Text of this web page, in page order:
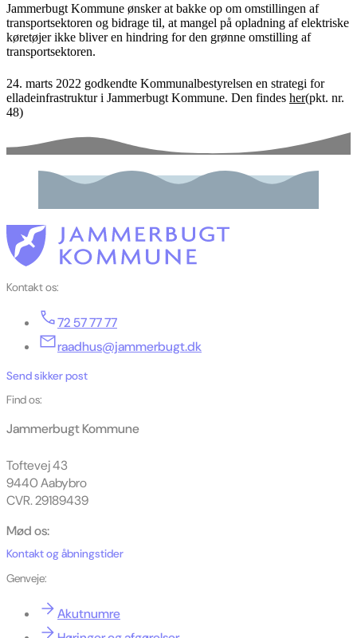
Jammerbugt Kommune ønsker at bakke op om omstillingen af
transportsektoren og bidrage til, at mangel på opladning af elektriske
køretøjer ikke bliver en hindring for den grønne omstilling af
transportsektoren.
24. marts 2022 godkendte Kommunalbestyrelsen en strategi for
elladeinfrastruktur i Jammerbugt Kommune. Den findes her(pkt. nr.
48)
Kontakt os:
72 57 77 77
raadhus@jammerbugt.dk
Send sikker post
Find os:
Jammerbugt Kommune
Toftevej 43
9440 Aabybro
CVR. 29189439
Mød os:
Kontakt og åbningstider
Genveje:
Akutnumre